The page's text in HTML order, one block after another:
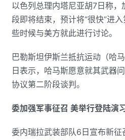
以色列总理内塔尼亚胡7日称
段即将结束，预计将“很快”进
些时候与美方就此进行讨论。
巴勒斯坦伊斯兰抵抗运动（哈
日表示，哈马斯愿意就其武器
协议第二阶段谈判。
委加强军事征召 美举行登陆演
委内瑞拉武装部队6日宣布新